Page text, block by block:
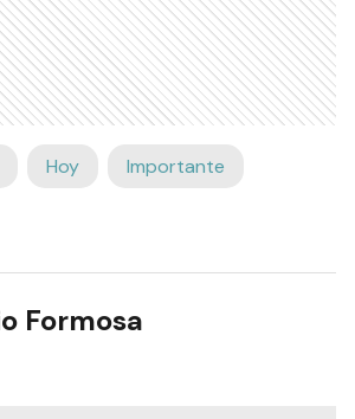
Hoy Importante
Formosa